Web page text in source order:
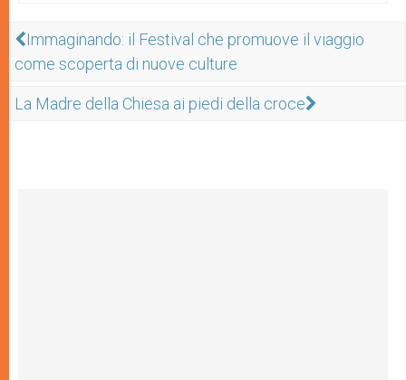
Immaginando: il Festival che promuove il viaggio
come scoperta di nuove culture
La Madre della Chiesa ai piedi della croce